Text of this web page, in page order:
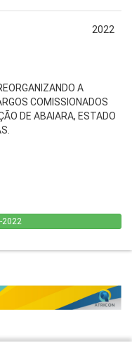
2022
A
COMISSIONADOS
DE ABAIARA, ESTADO
2022